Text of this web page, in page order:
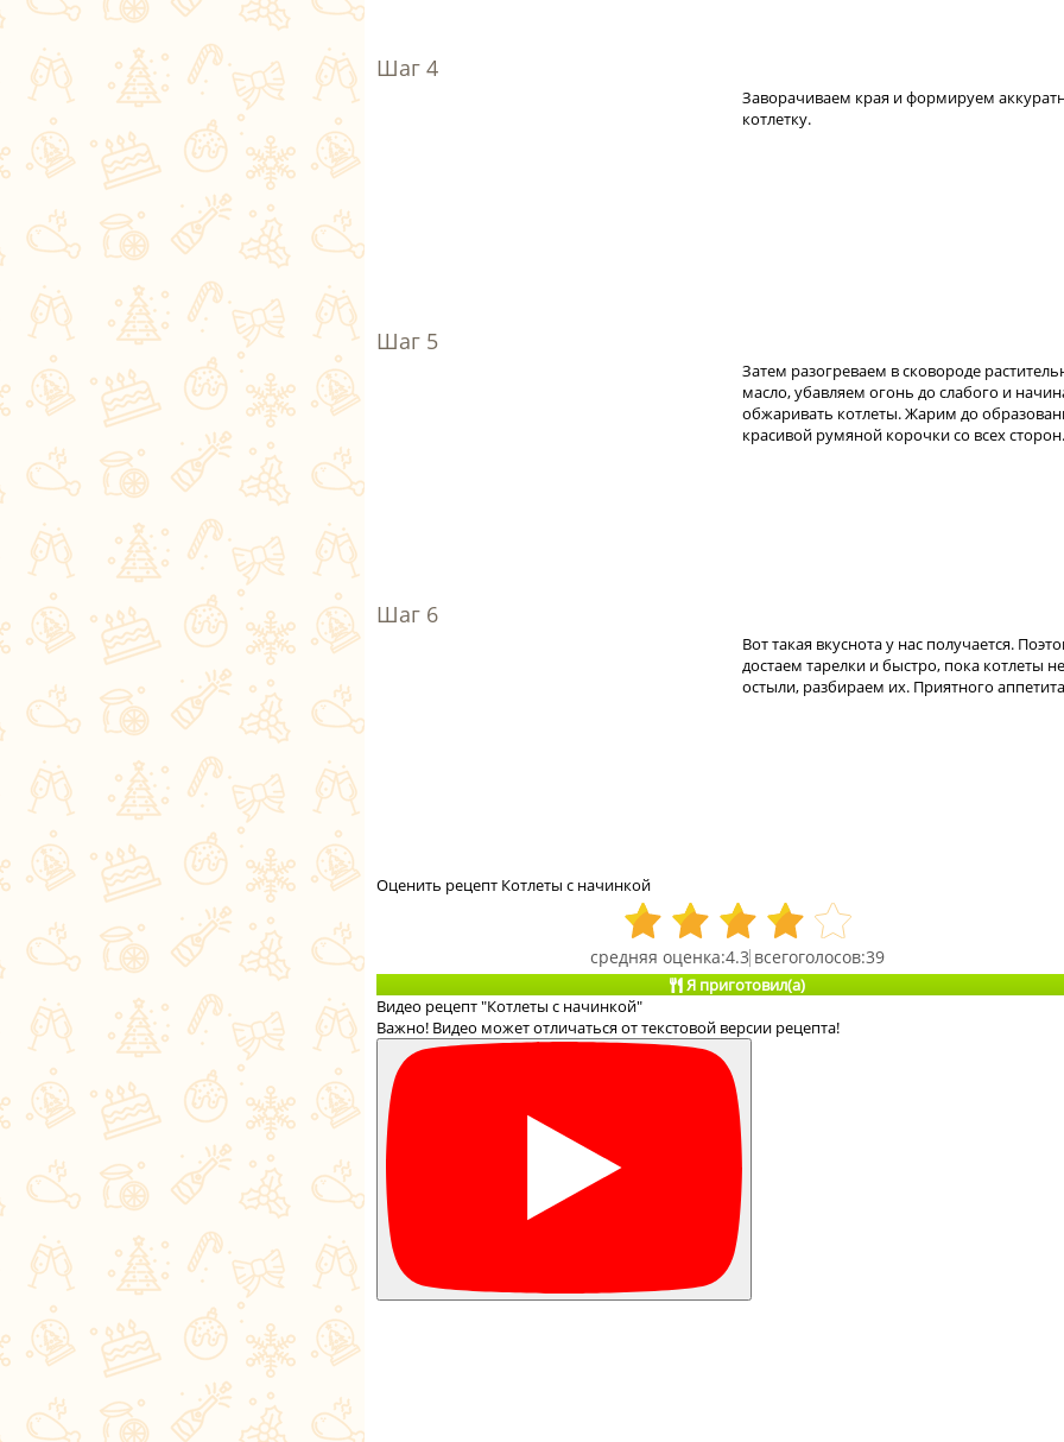
Заворачиваем края и формируем
котлетку.
Затем разогреваем в сковороде
масло, убавляем огонь до слабого и
обжаривать котлеты. Жарим до
красивой румяной корочки со всех сторон.
Вот такая вкуснота у нас получается.
достаем тарелки и быстро, пока котлеты не
остыли, разбираем их. Приятного
Оценить рецепт Котлеты с начинкой
4.3 39
Я приготовил(а)
Видео рецепт "Котлеты с начинкой"
Важно! Видео может отличаться от текстовой версии рецепта!